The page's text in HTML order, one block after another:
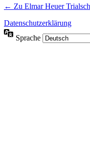
← Zu Elmar Heuer
Datenschutzerklärung
Sprache